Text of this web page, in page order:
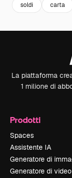
soldi carta
La piattaforma
1 milione di
Prodotti
Spaces
Assistente IA
Generatore di
Generatore di